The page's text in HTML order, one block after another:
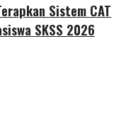
Sistem CAT
SKSS 2026